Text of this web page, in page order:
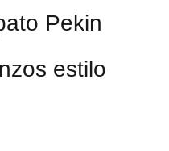
Pekin
estilo